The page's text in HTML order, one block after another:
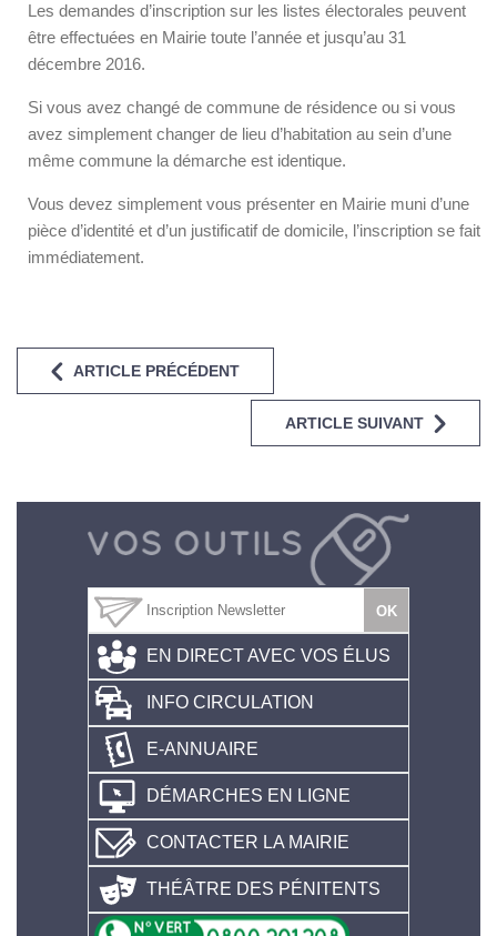
Les demandes d’inscription sur les listes électorales peuvent
être effectuées en Mairie toute l’année et jusqu’au 31
décembre 2016.
Si vous avez changé de commune de résidence ou si vous
avez simplement changer de lieu d’habitation au sein d’une
même commune la démarche est identique.
Vous devez simplement vous présenter en Mairie muni d’une
pièce d’identité et d’un justificatif de domicile, l’inscription se fait
immédiatement.
ARTICLE PRÉCÉDENT
ARTICLE SUIVANT
EN DIRECT AVEC VOS ÉLUS
INFO CIRCULATION
E-ANNUAIRE
DÉMARCHES EN LIGNE
CONTACTER LA MAIRIE
THÉÂTRE DES PÉNITENTS